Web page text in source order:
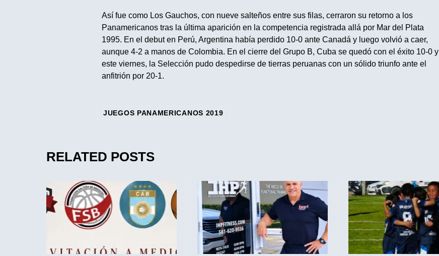
Así fue como Los Gauchos, con nueve salteños entre sus filas, cerraron su retorno a los
Panamericanos tras la última aparición en la competencia registrada allá por Mar del Plata
1995. En el debut en Perú, Argentina había perdido 10-0 ante Canadá y luego volvió a caer,
aunque 4-2 a manos de Colombia. En el cierre del Grupo B, Cuba se quedó con el éxito 10-0 y
este viernes, la Selección pudo despedirse de tierras peruanas con un sólido triunfo ante el
anfitrión por 20-1.
JUEGOS PANAMERICANOS 2019
RELATED POSTS